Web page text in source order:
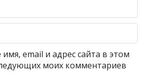
email и адрес сайта в этом
моих комментариев